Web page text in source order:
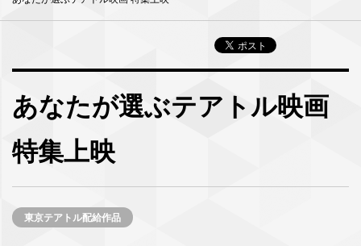
あなたが選ぶテアトル映画
特集上映
東京テアトル配給作品